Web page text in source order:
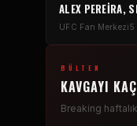
ALEX PEREIRA,
UFC Fan Merkezi5
BÜLTEN
KAVGAYI
Breaking